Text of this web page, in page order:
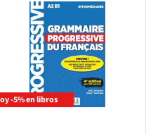
-5% en libros